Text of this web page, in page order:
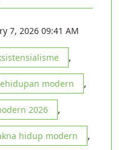
7, 2026 09:41 AM
,
modern ,
2026 ,
hidup modern ,